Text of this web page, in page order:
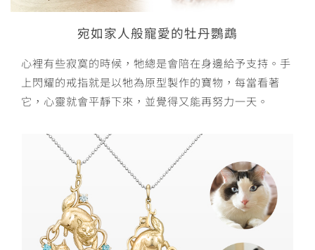
宛如家人般寵愛的牡丹鸚鵡
心裡有些寂寞的時候，牠總是會陪在身邊給予支持。手
上閃耀的戒指就是以牠為原型製作的寶物，每當看著
它，心靈就會平靜下來，並覺得又能再努力一天。